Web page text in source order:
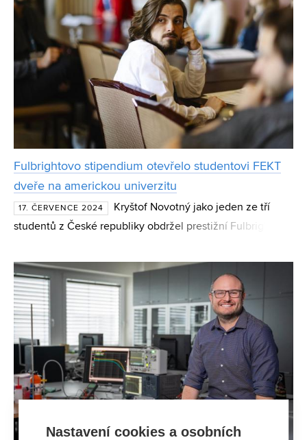
Fulbrightovo stipendium otevřelo studentovi FEKT
dveře na americkou univerzitu
17. ČERVENCE 2024
Kryštof Novotný jako jeden ze tří
studentů z České republiky obdržel prestižní Fulbrightovo
americké Johns Hopkins University se bude půl roku
Nastavení cookies a osobních